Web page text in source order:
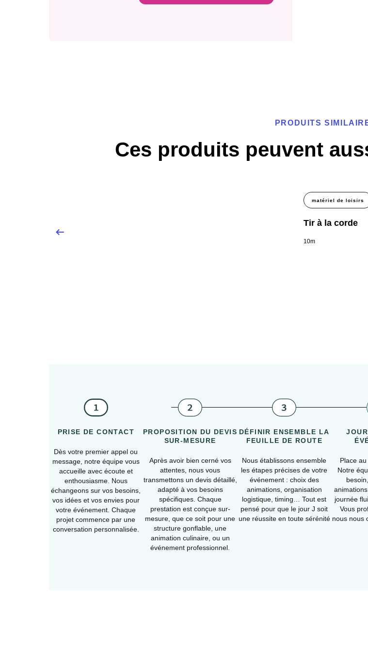
PRODUITS
Ces produits peuvent
matériel de loisirs
Tir à la corde
10m
PRISE DE CONTACT
Dès votre premier appel ou
message, notre équipe vous
accueille avec écoute et
enthousiasme. Nous
échangeons sur vos besoins,
vos idées et vos envies pour
votre événement. Chaque
projet commence par une
conversation personnalisée.
PROPOSITION DU DEVIS
SUR-MESURE
Après avoir bien cerné vos
attentes, nous vous
transmettons un devis détaillé,
adapté à vos besoins
spécifiques. Chaque
prestation est conçue sur-
mesure, que ce soit pour une
structure gonflable, une
animation culinaire, ou un
événement professionnel.
DÉFINIR ENSEMBLE LA
FEUILLE DE ROUTE
Nous établissons ensemble
les étapes précises de votre
événement : choix des
animations, organisation
logistique, timing… Tout est
pensé pour que le jour J soit
une réussite en toute sérénité
Place
Notre
journée
Vous
nous nous